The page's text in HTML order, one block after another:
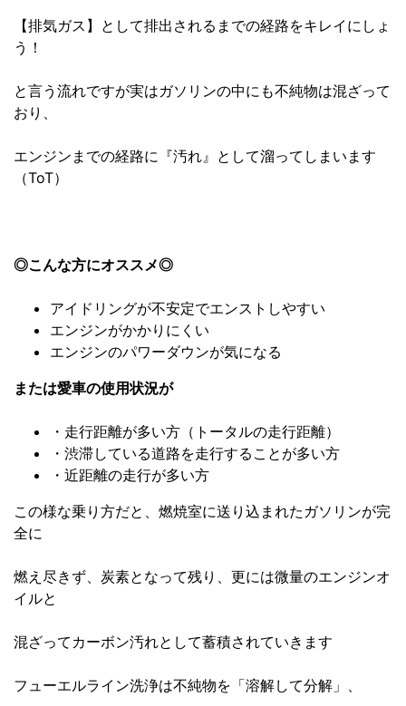
【排気ガス】として排出されるまでの経路をキレイにしょ
う！
と言う流れですが実はガソリンの中にも不純物は混ざって
おり、
エンジンまでの経路に『汚れ』として溜ってしまいます
（ToT）
◎こんな方にオススメ◎
アイドリングが不安定でエンストしやすい
エンジンがかかりにくい
エンジンのパワーダウンが気になる
または愛車の使用状況が
・走行距離が多い方（トータルの走行距離）
・渋滞している道路を走行することが多い方
・近距離の走行が多い方
この様な乗り方だと、燃焼室に送り込まれたガソリンが完
全に
燃え尽きず、炭素となって残り、更には微量のエンジンオ
イルと
混ざってカーボン汚れとして蓄積されていきます
フューエルライン洗浄は不純物を「溶解して分解」、